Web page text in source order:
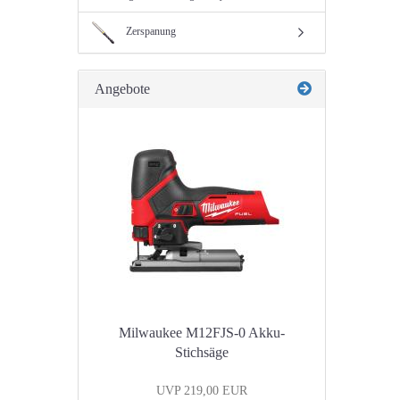
Zerspanung
Angebote
Milwaukee M12FJS-0 Akku-
Stichsäge
UVP 219,00 EUR